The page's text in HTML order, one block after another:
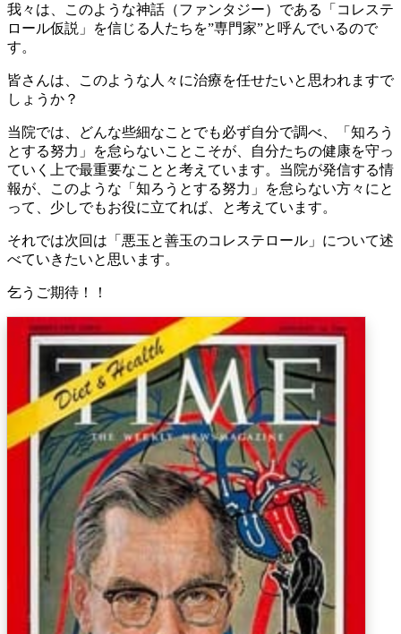
我々は、このような神話（ファンタジー）である「コレステ
ロール仮説」を信じる人たちを”専門家”と呼んでいるので
す。
皆さんは、このような人々に治療を任せたいと思われますで
しょうか？
当院では、どんな些細なことでも必ず自分で調べ、「知ろう
とする努力」を怠らないことこそが、自分たちの健康を守っ
ていく上で最重要なことと考えています。当院が発信する情
報が、このような「知ろうとする努力」を怠らない方々にと
って、少しでもお役に立てれば、と考えています。
それでは次回は「悪玉と善玉のコレステロール」について述
べていきたいと思います。
乞うご期待！！